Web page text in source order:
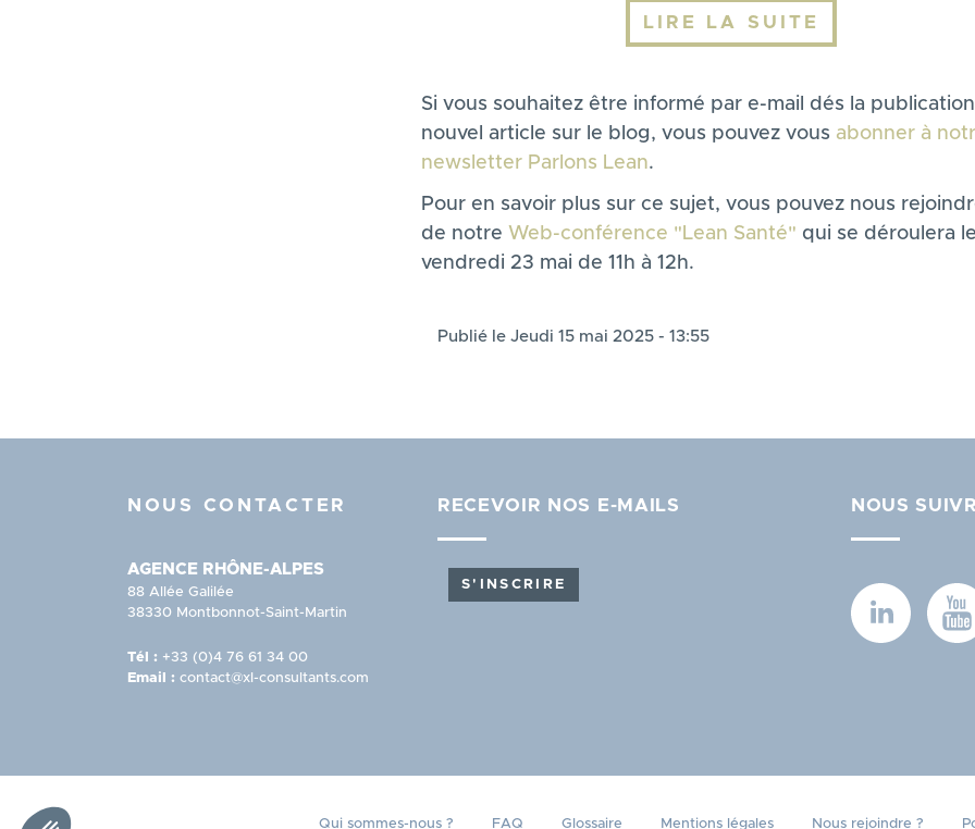
LIRE LA SUITE
Si vous souhaitez être informé par e-mail dés la
nouvel article sur le blog, vous pouvez vous abonner à
newsletter Parlons Lean.
Pour en savoir plus sur ce sujet, vous pouvez nous
de notre Web-conférence "Lean Santé" qui se déroulera le
vendredi 23 mai de 11h à 12h.
Publié le Jeudi 15 mai 2025 - 13:55
NOUS CONTACTER
AGENCE RHÔNE-ALPES
88 Allée Galilée
38330 Montbonnot-Saint-Martin
Tél : +33 (0)4 76 61 34 00
Email : contact@xl-consultants.com
RECEVOIR NOS E-MAILS
S'INSCRIRE
NOUS
Qui sommes-nous ? FAQ Glossaire Mentions légales Nous rejoindre ?